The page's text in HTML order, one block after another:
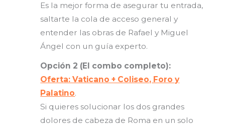
Es la mejor forma de asegurar tu entrada,
saltarte la cola de acceso general y
entender las obras de Rafael y Miguel
Ángel con un guía experto.
Opción 2 (El combo completo):
Oferta: Vaticano + Coliseo, Foro y
Palatino.
Si quieres solucionar los dos grandes
dolores de cabeza de Roma en un solo